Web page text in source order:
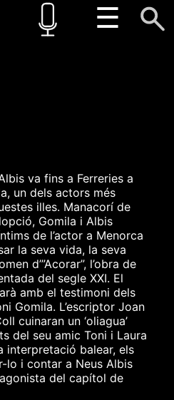
☰
va fins a Ferreries a
un dels actors més
illes. Manacorí de
Gomila i Albis
de l’actor a Menorca
la seva vida, la seva
d’”Acorar”, l’obra de
del segle XXI. El
amb el testimoni dels
Gomila. L’escriptor Joan
cuinaran un ‘oliagua’
del seu amic Toni i Laura
interpretació balear, els
lo i contar a Neus Albis
del capítol de